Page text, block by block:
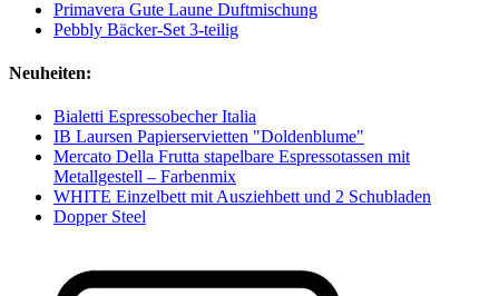
Primavera Gute Laune Duftmischung
Pebbly Bäcker-Set 3-teilig
Neuheiten:
Bialetti Espressobecher Italia
IB Laursen Papierservietten "Doldenblume"
Mercato Della Frutta stapelbare Espressotassen mit
Metallgestell – Farbenmix
WHITE Einzelbett mit Ausziehbett und 2 Schubladen
Dopper Steel